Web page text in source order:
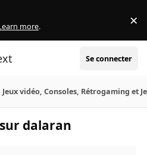
more. ×
Se connecter
Jeux vidéo, Consoles, Rétrogaming et
dalaran